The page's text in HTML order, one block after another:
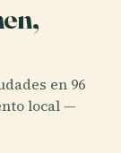
en 96
local —